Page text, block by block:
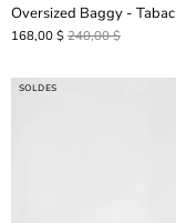
Oversized Baggy - Tabac
168,00 $ 240,00 $
SOLDES